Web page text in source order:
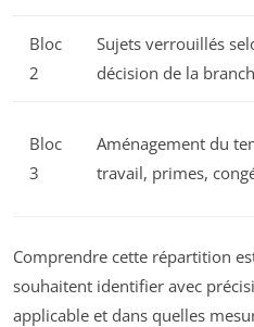
Bloc
2
Sujets verrouillés
décision de la
Bloc
3
Aménagement du
travail, primes,
Comprendre cette répartition
souhaitent identifier avec
applicable et dans quelles